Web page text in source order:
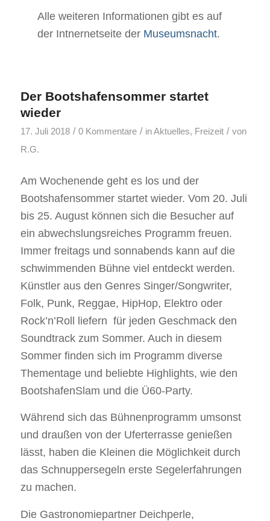
Alle weiteren Informationen gibt es auf
der Intnernetseite der Museumsnacht.
Der Bootshafensommer startet
wieder
17. Juli 2018 / 0 Kommentare / inAktuelles, Freizeit / von
R.G.
Am Wochenende geht es los und der
Bootshafensommer startet wieder. Vom 20. Juli
bis 25. August können sich die Besucher auf
ein abwechslungsreiches Programm freuen.
Immer freitags und sonnabends kann auf die
schwimmenden Bühne viel entdeckt werden.
Künstler aus den Genres Singer/Songwriter,
Folk, Punk, Reggae, HipHop, Elektro oder
Rock’n’Roll liefern für jeden Geschmack den
Soundtrack zum Sommer. Auch in diesem
Sommer finden sich im Programm diverse
Thementage und beliebte Highlights, wie den
BootshafenSlam und die Ü60-Party.
Während sich das Bühnenprogramm umsonst
und draußen von der Uferterrasse genießen
lässt, haben die Kleinen die Möglichkeit durch
das Schnuppersegeln erste Segelerfahrungen
zu machen.
Die Gastronomiepartner Deichperle,